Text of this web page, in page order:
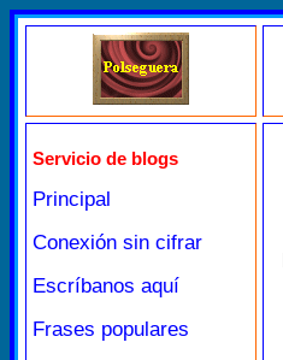
Servicio de blogs
Principal
Conexión sin cifrar
Escríbanos aquí
Frases populares